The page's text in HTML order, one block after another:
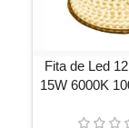
Fita de Led
15W 6000K